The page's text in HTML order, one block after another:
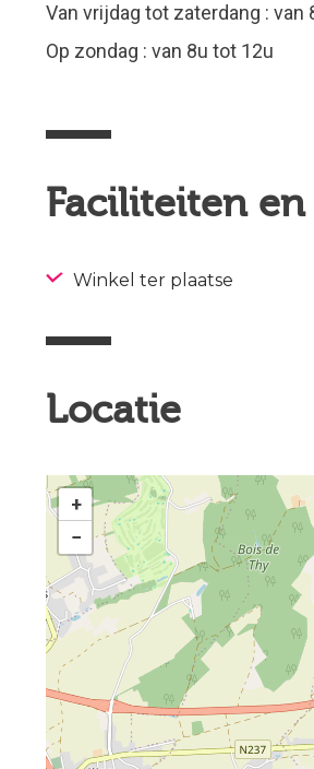
Van vrijdag tot zaterdang : van
Op zondag : van 8u tot 12u
Faciliteiten
Winkel ter plaatse
Locatie
+
−